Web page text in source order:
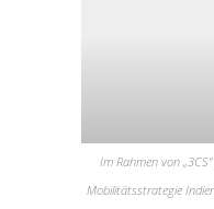
Im Rahmen von
Mobilitätsstrategie